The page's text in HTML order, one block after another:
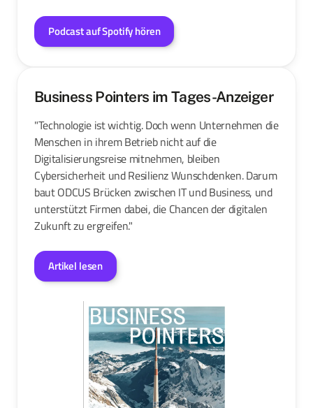
Podcast auf Spotify hören
Business Pointers im Tages-Anzeiger
"Technologie ist wichtig. Doch wenn Unternehmen die
Menschen in ihrem Betrieb nicht auf die
Digitalisierungsreise mitnehmen, bleiben
Cybersicherheit und Resilienz Wunschdenken. Darum
baut ODCUS Brücken zwischen IT und Business, und
unterstützt Firmen dabei, die Chancen der digitalen
Zukunft zu ergreifen."
Artikel lesen